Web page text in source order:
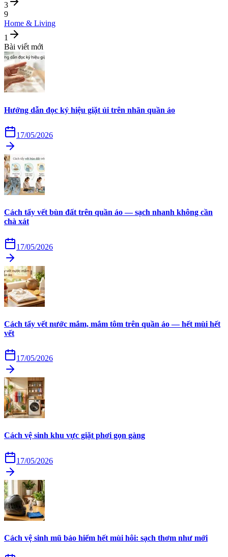
3
9
Home & Living
1
Bài viết mới
Hướng dẫn đọc ký hiệu giặt ủi trên nhãn quần áo
17/05/2026
Cách tẩy vết bùn đất trên quần áo — sạch nhanh không cần
chà xát
17/05/2026
Cách tẩy vết nước mắm, mắm tôm trên quần áo — hết mùi hết
vết
17/05/2026
Cách vệ sinh khu vực giặt phơi gọn gàng
17/05/2026
Cách vệ sinh mũ bảo hiểm hết mùi hôi: sạch thơm như mới